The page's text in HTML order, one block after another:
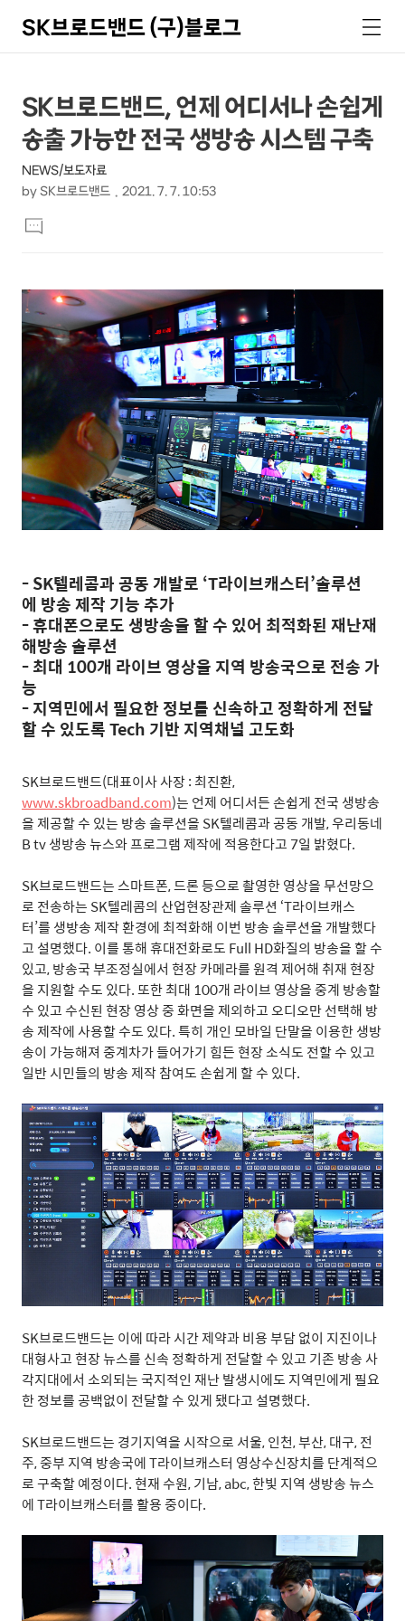
SK브로드밴드 (구)블로그
색
메
뉴
상
세
컨
텐
츠
본
문
제
목
SK브로드밴드, 언제 어디서나 손쉽게
송출 가능한 전국 생방송 시스템 구축
NEWS/보도자료
by SK브로드밴드 2021. 7. 7. 10:53
문
댓
글
- SK텔레콤과 공동 개발로 ‘T라이브캐스터’솔루션
에 방송 제작 기능 추가
- 휴대폰으로도 생방송을 할 수 있어 최적화된 재난재
해방송 솔루션
- 최대 100개 라이브 영상을 지역 방송국으로 전송 가
능
- 지역민에서 필요한 정보를 신속하고 정확하게 전달
할 수 있도록 Tech 기반 지역채널 고도화
SK브로드밴드(대표이사 사장: 최진환,
www.skbroadband.com)는 언제 어디서든 손쉽게 전국 생방송
을 제공할 수 있는 방송 솔루션을 SK텔레콤과 공동 개발,우리동네
B tv생방송 뉴스와 프로그램 제작에 적용한다고 7일 밝혔다.
SK브로드밴드는 스마트폰,드론 등으로 촬영한 영상을 무선망으
로 전송하는 SK텔레콤의 산업현장관제 솔루션 ‘T라이브캐스
터’를 생방송 제작 환경에 최적화해 이번 방송 솔루션을 개발했다
고 설명했다. 이를 통해 휴대전화로도 Full HD화질의 방송을 할 수
있고,방송국 부조정실에서 현장 카메라를 원격 제어해 취재 현장
을 지원할 수도 있다.또한 최대 100개 라이브 영상을 중계 방송할
수 있고 수신된 현장 영상 중 화면을 제외하고 오디오만 선택해 방
송 제작에 사용할 수도 있다.특히 개인 모바일 단말을 이용한 생방
송이 가능해져 중계차가 들어가기 힘든 현장 소식도 전할 수 있고
일반 시민들의 방송 제작 참여도 손쉽게 할 수 있다.
SK브로드밴드는 이에 따라 시간 제약과 비용 부담 없이 지진이나
대형사고 현장 뉴스를 신속 정확하게 전달할 수 있고 기존 방송 사
각지대에서 소외되는 국지적인 재난 발생시에도 지역민에게 필요
한 정보를 공백없이 전달할 수 있게 됐다고 설명했다.
SK브로드밴드는 경기지역을 시작으로 서울,인천,부산,대구,전
주,중부 지역 방송국에T라이브캐스터 영상수신장치를 단계적으
로 구축할 예정이다.현재 수원,기남, abc,한빛 지역 생방송 뉴스
에T라이브캐스터를 활용 중이다.